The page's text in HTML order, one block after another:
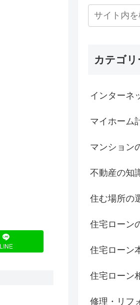
LINE
カテゴリ
インターネ
マイホーム
マンション
不動産の知
住む場所の
住宅ローン
住宅ローン
住宅ローン
修理・リフ